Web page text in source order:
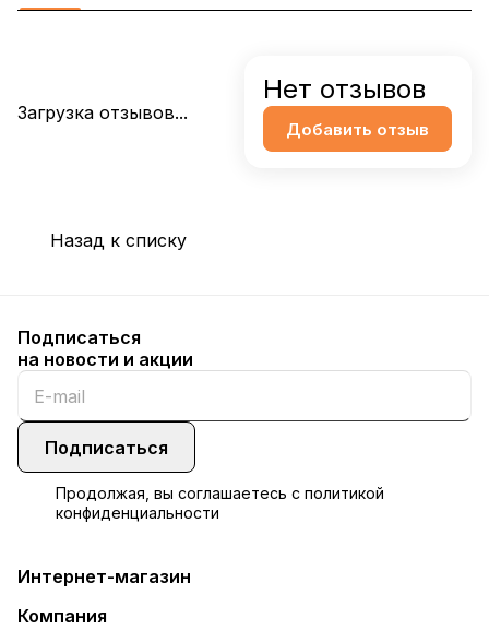
Загрузка отзывов...
Нет отзывов
Добавить отзыв
Назад к списку
Подписаться
на новости и акции
Подписаться
Продолжая, вы соглашаетесь с политикой
конфиденциальности
Интернет-магазин
Компания